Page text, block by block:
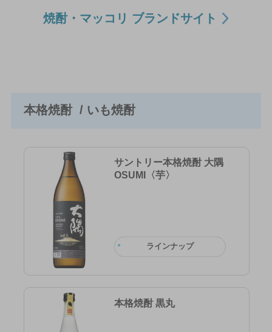
焼酎・マッコリ ブランドサイト
本格焼酎 / いも焼酎
サントリー本格焼酎 大隅
OSUMI〈芋〉
ラインナップ
本格焼酎 黒丸